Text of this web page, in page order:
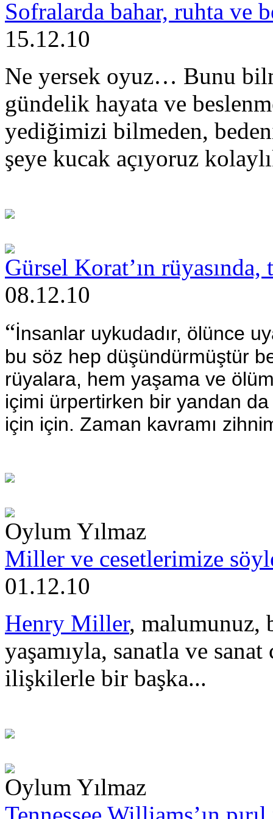
Sofralarda bahar, ruhta ve
15.12.10
Ne yersek oyuz… Bunu
gündelik hayata ve
yediğimizi bilmeden,
şeye kucak açıyoruz
Gürsel Korat’ın
08.12.10
“İnsanlar uykudadır, ölünce
bu söz hep düşündürmüştür
rüyalara, hem yaşama ve
içimi ürpertirken bir yandan
için için. Zaman kavramı
Oylum Yılmaz
Miller ve cesetlerimize
01.12.10
Henry Miller, malumunuz,
yaşamıyla, sanatla ve
ilişkilerle bir başka...
Oylum Yılmaz